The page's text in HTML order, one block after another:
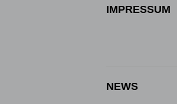
IMPRESSUM
NEWS